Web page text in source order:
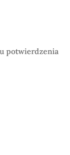
potwierdzenia